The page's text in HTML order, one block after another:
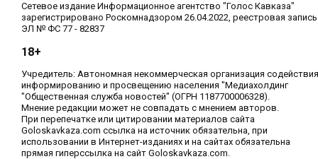
Сетевое издание Информационное агентство "Голос Кавказа"
зарегистрировано Роскомнадзором 26.04.2022, реестровая запись
ЭЛ № ФС 77 - 82837
18+
Учредитель: Автономная некоммерческая организация содействия
информированию и просвещению населения "Медиахолдинг
"Общественная служба новостей" (ОГРН 1187700006328).
Мнение редакции может не совпадать с мнением авторов.
При перепечатке или цитировании материалов сайта
Goloskavkaza.com ссылка на источник обязательна, при
использовании в Интернет-изданиях и на сайтах обязательна
прямая гиперссылка на сайт Goloskavkaza.com.